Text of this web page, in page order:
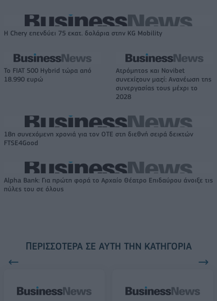
Η Chery επενδύει 75 εκατ. δολάρια στην KG Mobility
Το FIAT 500 Hybrid τώρα από
18.990 ευρώ
Ατρόμητος και Novibet
συνεχίζουν μαζί: Ανανέωση της
συνεργασίας τους μέχρι το
2028
18η συνεχόμενη χρονιά για τον ΟΤΕ στη διεθνή σειρά δεικτών
FTSE4Good
Alpha Bank: Για πρώτη φορά το Αρχαίο Θέατρο Επιδαύρου άνοιξε τις
πύλες του σε όλους
ΠΕΡΙΣΣΌΤΕΡΑ ΣΕ ΑΥΤΉ ΤΗΝ ΚΑΤΗΓΟΡΊΑ